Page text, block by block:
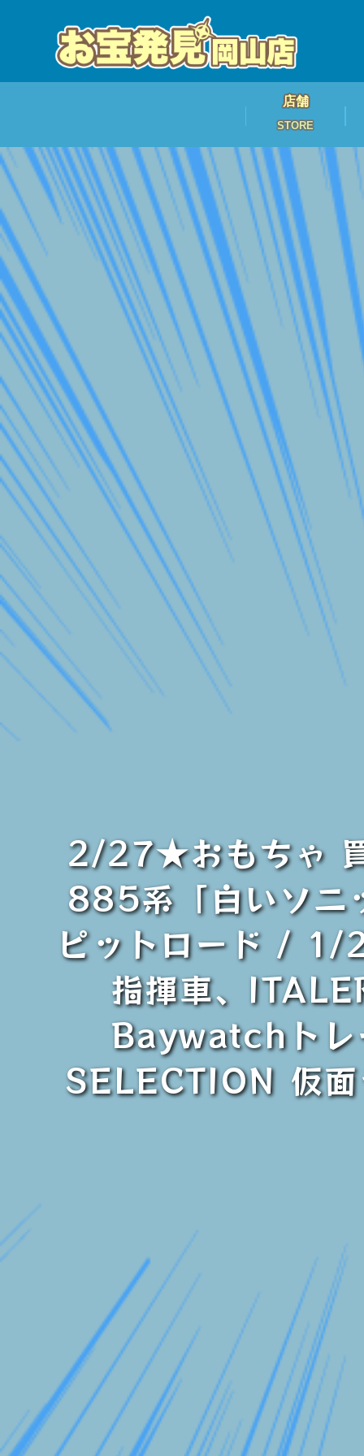
店舗
STORE
2/27★おもちゃ
885系「白いソ
ピットロード / 1/
指揮車、
Baywatchト
SELECTION 仮面